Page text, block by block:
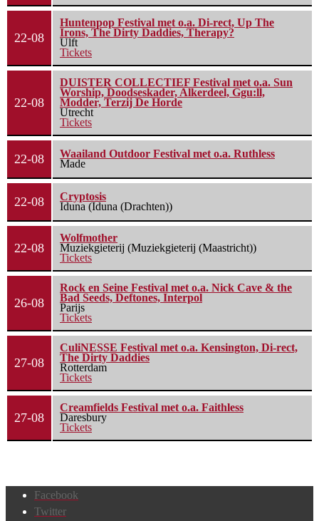
22-08
Huntenpop Festival met o.a. Di-rect, Up The
Irons, The Dirty Daddies, Therapy?
Ulft
Tickets
22-08
DUISTER COLLECTIEF Festival met o.a. Sun
Worship, Doodseskader, Alkerdeel, Ggu:ll,
Modder, Terzij De Horde
Utrecht
Tickets
22-08
Waailand Outdoor Festival met o.a. Ruthless
Made
22-08
Cryptosis
Iduna (Iduna (Drachten))
22-08
Wolfmother
Muziekgieterij (Muziekgieterij (Maastricht))
Tickets
26-08
Rock en Seine Festival met o.a. Nick Cave & the
Bad Seeds, Deftones, Interpol
Parijs
Tickets
27-08
CuliNESSE Festival met o.a. Kensington, Di-rect,
The Dirty Daddies
Rotterdam
Tickets
27-08
Creamfields Festival met o.a. Faithless
Daresbury
Tickets
Facebook
Twitter